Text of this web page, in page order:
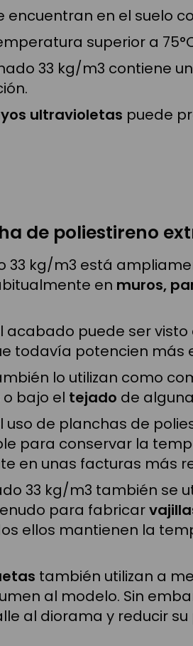
en el suelo
superior a
33 kg/m3 contiene
ultravioletas puede
de poliestireno
33 kg/m3 está
en muros,
puede ser
todavía potencien más
lo utilizan como
o bajo el tejado de
uso de planchas de
para conservar la
en unas facturas más
33 kg/m3 también
para fabricar
ellos mantienen la
también utilizan a
al modelo. Sin
al diorama y reducir